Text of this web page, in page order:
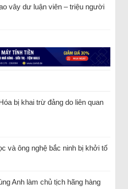
vây dư luận viên – triệu người
bị khai trừ đảng do liên quan
và ông nghệ bắc ninh bị khởi tố
Anh làm chủ tịch hãng hàng